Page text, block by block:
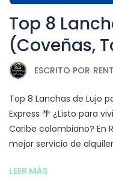
Top 8
(Coveñas,
ESCRITO POR
Top 8 Lanchas de Lujo
Express 🌴 ¿Listo para
Caribe colombiano? En
mejor servicio de
LEER MÁS